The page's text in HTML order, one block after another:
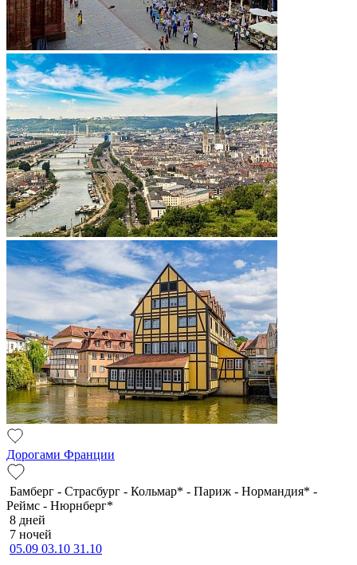
Дорогами Франции
Бамберг - Страсбург - Кольмар* - Париж - Нормандия* -
Реймс - Нюрнберг*
8 дней
7 ночей
05.09 03.10 31.10